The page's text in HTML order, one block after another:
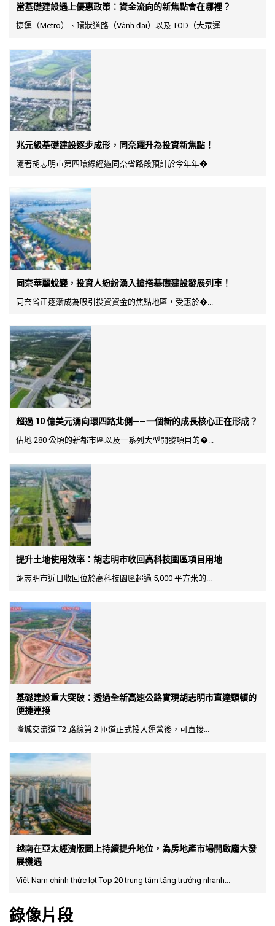
當基礎建設遇上優惠政策：資金流向的新焦點會在哪裡？
捷運（Metro）、環狀道路（Vành đai）以及 TOD（大眾運...
兆元級基礎建設逐步成形，同奈躍升為投資新焦點！
隨著胡志明市第四環線經過同奈省路段預計於今年年�...
同奈華麗蛻變，投資人紛紛湧入搶搭基礎建設發展列車！
同奈省正逐漸成為吸引投資資金的焦點地區，受惠於�...
超過 10 億美元湧向環四路北側——一個新的成長核心正在形成？
佔地 280 公頃的新都市區以及一系列大型開發項目的�...
提升土地使用效率：胡志明市收回高科技園區項目用地
胡志明市近日收回位於高科技園區超過 5,000 平方米的...
基礎建設重大突破：透過全新高速公路實現胡志明市直達頭頓的
便捷連接
隆城交流道 T2 路線第 2 匝道正式投入運營後，可直接...
越南在亞太經濟版圖上持續提升地位，為房地產市場開啟龐大發
展機遇
Việt Nam chính thức lọt Top 20 trung tâm tăng trưởng nhanh...
錄像片段